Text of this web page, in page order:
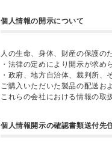
個人情報の開示について
人の生命、身体、財産の保護の
・法律の定めにより開示が求め
・政府、地方自治体、裁判所、
ご購入いただいた製品の配送お
これらの会社における情報の取
個人情報開示の確認書類送付先